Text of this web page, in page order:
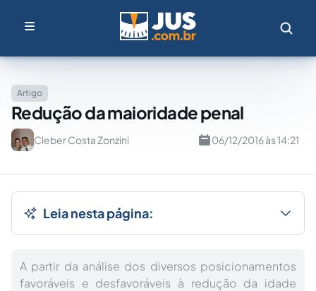
Artigo
Redução da maioridade penal
Cleber Costa Zonzini 06/12/2016 às 14:21
Leia nesta página:
A partir da análise dos diversos posicionamentos
favoráveis e desfavoráveis à redução da idade